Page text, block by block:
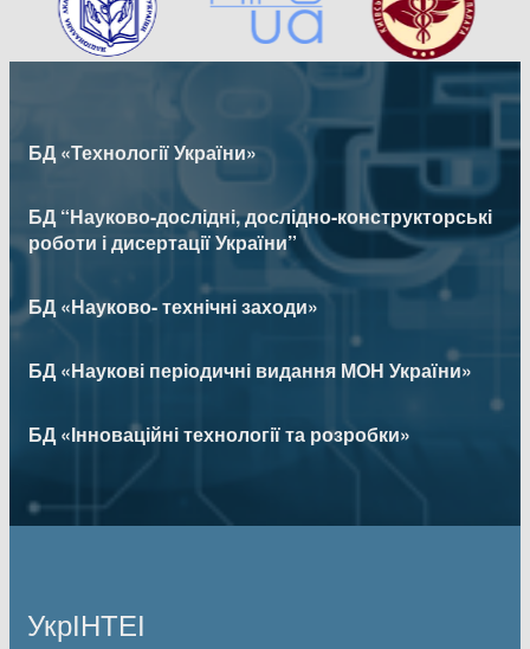
БД «Технології України»
БД “Науково-дослідні, дослідно-конструкторські
роботи і дисертації України”
БД «Науково- технічні заходи»
БД «Наукові періодичні видання МОН України»
БД «Інноваційні технології та розробки»
УкрІНТЕІ